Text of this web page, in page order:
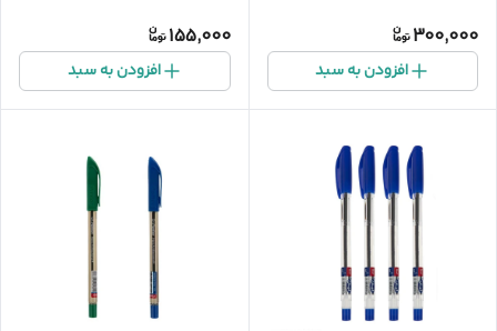
300,000
افزودن به سبد
155,000
افزودن به سبد